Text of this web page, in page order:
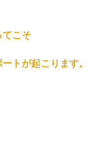
こそ
トが起こります。